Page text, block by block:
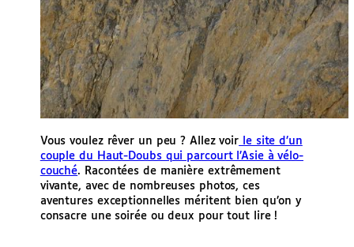
Vous voulez rêver un peu ? Allez voir le site d’un
couple du Haut-Doubs qui parcourt l’Asie à vélo-
couché. Racontées de manière extrêmement
vivante, avec de nombreuses photos, ces
aventures exceptionnelles méritent bien qu’on y
consacre une soirée ou deux pour tout lire !